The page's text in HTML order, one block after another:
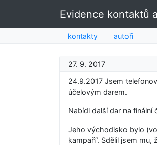
Evidence kontaktů
kontakty autoři
27. 9. 2017
24.9.2017 Jsem
účelovým darem.
Nabídl další dar na finální
Jeho východisko bylo
kampaň“. Sdělil jsem